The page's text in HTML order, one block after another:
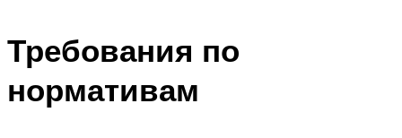
Требования по
нормативам